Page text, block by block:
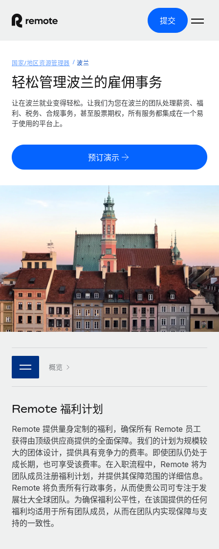
提交
产品
全球招聘
全球薪资管理
轻松运行合规薪资
零实体成本实现全球扩张
PEO
外包复杂雇佣任务
基础设施
Remote Embedded
将人力资源无缝融入工作流程
团队的内置核心人力资源功能
连接 新的
使用我们的 MCP 将任何人工智能工具与 Remote 平台相连
借助核心业务工具简化流程
服务
咨询专家
获得全球人力资源与合规方面的专家帮助
背景调查
简化候选人筛选流程
合规守望台
覆盖全球
美国各州浏览器
初创企业
为成长型企业量身打造的全球敏捷型人力资源与薪资解决方案
中型市场
通过定制化人力资源解决方案扩展团队
企业
与我们携手合作
战略技术合作伙伴
与我们共探合作机遇
Remote Build 即将推出
集成与人工智能自动化咨询
案例研究
资源
工具与计算器
误分类风险计算工具
计算任何国家的员工总成本
合同工薪酬结算计算器
探索全球合同工的结算货币选项与结算速度
通过 REMOTE 学习
研究与指引
案例研究
人力资源术语表
核对表和模板
职位描述库
网络研讨会
活动
新闻室
薪金与人才洞察
洞察中心
获得支持
查看全部资源
定价
中文（简体）
Français
Deutsch
Español
Italiano
Português (Portugal)
日本語
한국어
中文（简体）
登录
国家/地区资源管理器 波兰
轻松管理波兰的雇佣事务
让在波兰就业变得轻松。让我们为您在波兰的团队处理薪资、福
利、税务、合规事务，甚至股票期权，所有服务都集成在一个易
于使用的平台上。
预订演示
概览
Remote 福利计划
Remote 提供量身定制的福利，确保所有 Remote 员工
获得由顶级供应商提供的全面保障。我们的计划为规模较
大的团体设计，提供具有竞争力的费率。即使团队仍处于
成长期，也可享受该费率。在入职流程中，Remote 将为
团队成员注册福利计划，并提供其保障范围的详细信息。
Remote 将负责所有行政事务，从而使贵公司可专注于发
展壮大全球团队。为确保福利公平性，在该国提供的任何
福利均适用于所有团队成员，从而在团队内实现保障与支
持的一致性。